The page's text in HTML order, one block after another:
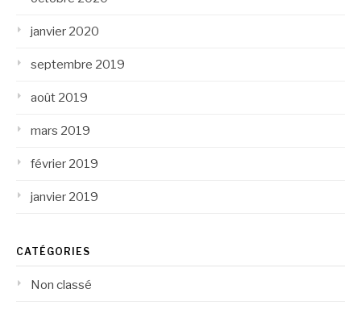
janvier 2020
septembre 2019
août 2019
mars 2019
février 2019
janvier 2019
CATÉGORIES
Non classé